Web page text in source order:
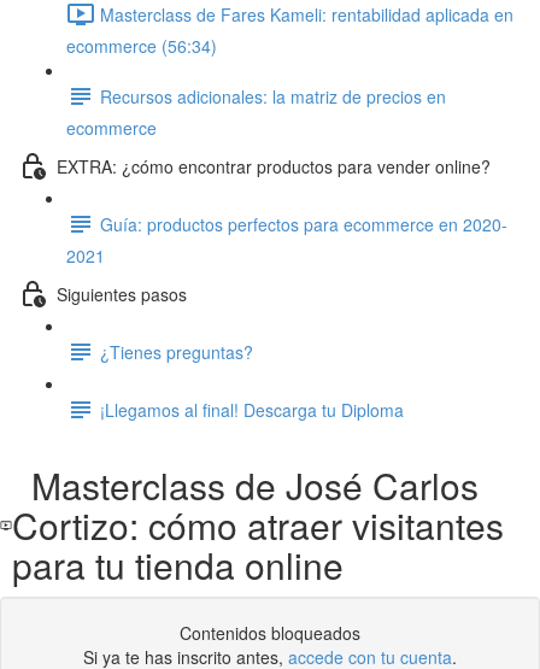
Masterclass de Fares Kameli: rentabilidad aplicada en
ecommerce (56:34)
Recursos adicionales: la matriz de precios en
ecommerce
EXTRA: ¿cómo encontrar productos para vender online?
Guía: productos perfectos para ecommerce en 2020-
2021
Siguientes pasos
¿Tienes preguntas?
¡Llegamos al final! Descarga tu Diploma
Masterclass de José Carlos
Cortizo: cómo atraer visitantes
para tu tienda online
Contenidos bloqueados
Si ya te has inscrito antes, accede con tu cuenta.